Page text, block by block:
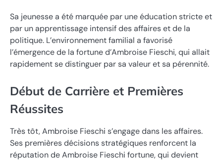
Sa jeunesse a été marquée par une éducation stricte et
par un apprentissage intensif des affaires et de la
politique. L’environnement familial a favorisé
l’émergence de la fortune d’Ambroise Fieschi, qui allait
rapidement se distinguer par sa valeur et sa pérennité.
Début de Carrière et Premières
Réussites
Très tôt, Ambroise Fieschi s’engage dans les affaires.
Ses premières décisions stratégiques renforcent la
réputation de Ambroise Fieschi fortune, qui devient